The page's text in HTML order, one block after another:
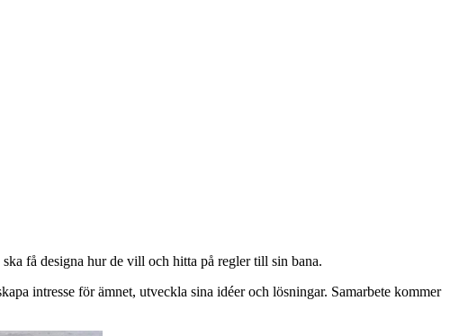
få designa hur de vill och hitta på regler till sin bana.
intresse för ämnet, utveckla sina idéer och lösningar. Samarbete kommer